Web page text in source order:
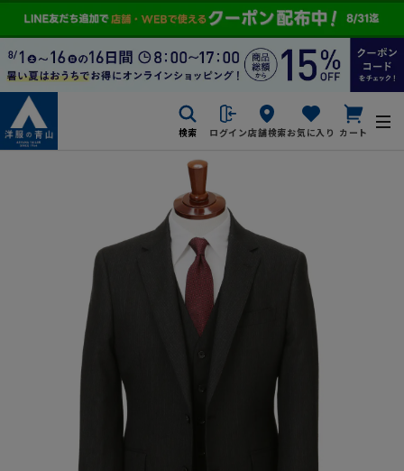
検索 ログイン店舗検索お気に入り カート